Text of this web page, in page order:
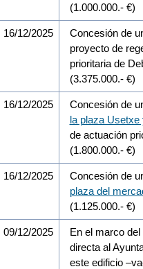
(1.000.000.- €)
16/12/2025
Concesión de
proyecto de
prioritaria de
(3.375.000.- €)
16/12/2025 Concesión de
la plaza Usetxe
de actuación
(1.800.000.- €)
16/12/2025 Concesión de
plaza del
(1.125.000.- €)
09/12/2025
En el marco
directa al
este edificio